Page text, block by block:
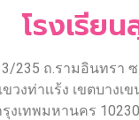
โรงเรีย
235 ถ.รามอินทรา ซ
ขวงท่าเเร้ง เขตบางเข
งเทพมหานคร 10230